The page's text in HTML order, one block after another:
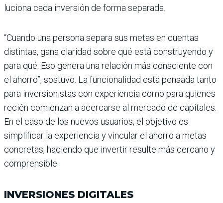
luciona cada inversión de forma separada.
“Cuando una persona separa sus metas en cuentas
distin­tas, gana claridad sobre qué está construyendo y
para qué. Eso genera una rela­ción más consciente con
el ahorro”, sostuvo. La fun­cionalidad está pensada tanto
para inversionistas con experiencia como para quienes
recién comienzan a acercarse al mercado de capitales.
En el caso de los nuevos usuarios, el obje­tivo es
simplificar la expe­riencia y vincular el ahorro a metas
concretas, haciendo que invertir resulte más cer­cano y
comprensible.
INVERSIONES DIGITALES